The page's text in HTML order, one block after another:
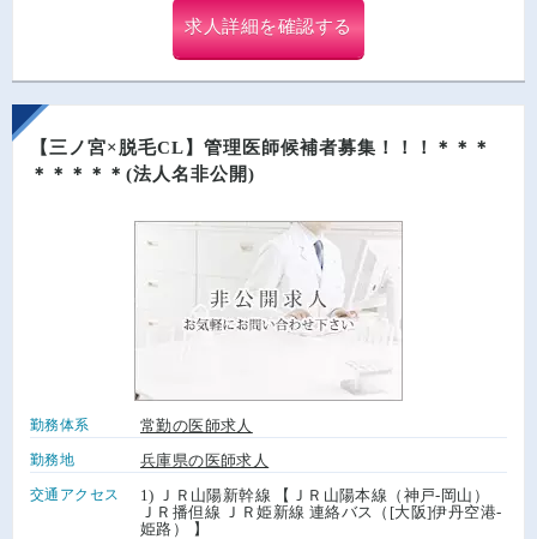
求人詳細を確認する
【三ノ宮×脱毛CL】管理医師候補者募集！！！＊＊＊
＊＊＊＊＊(法人名非公開)
勤務体系 常勤の医師求人
勤務地 兵庫県の医師求人
交通アクセス
1) ＪＲ山陽新幹線 【ＪＲ山陽本線（神戸-岡山）
ＪＲ播但線 ＪＲ姫新線 連絡バス（[大阪]伊丹空港-
姫路） 】